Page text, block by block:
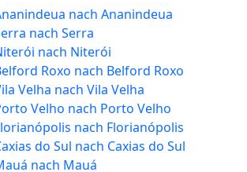
nach Ananindeua
nach Serra
nach Niterói
Roxo nach Belford Roxo
Velha nach Vila Velha
Velho nach Porto Velho
nach Florianópolis
do Sul nach Caxias do Sul
nach Mauá